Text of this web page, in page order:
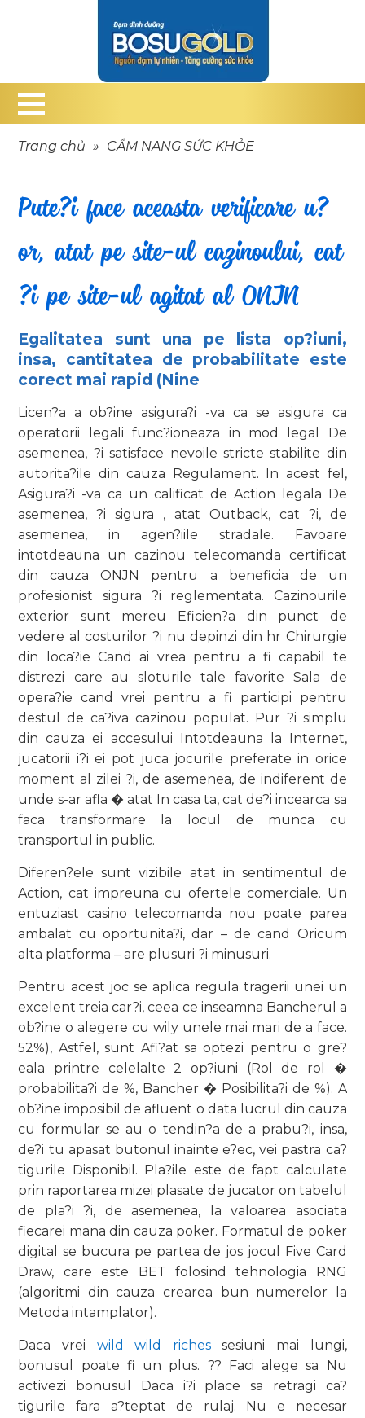
Trang chủ » CẨM NANG SỨC KHỎE
Pute?i face aceasta verificare u?
or, atat pe site-ul cazinoului, cat
?i pe site-ul agitat al ONJN
Egalitatea sunt una pe lista op?iuni,
insa, cantitatea de probabilitate este
corect mai rapid (Nine
Licen?a a ob?ine asigura?i -va ca se asigura ca
operatorii legali func?ioneaza in mod legal De
asemenea, ?i satisface nevoile stricte stabilite din
autorita?ile din cauza Regulament. In acest fel,
Asigura?i -va ca un calificat de Action legala De
asemenea, ?i sigura , atat Outback, cat ?i, de
asemenea, in agen?iile stradale. Favoare
intotdeauna un cazinou telecomanda certificat
din cauza ONJN pentru a beneficia de un
profesionist sigura ?i reglementata. Cazinourile
exterior sunt mereu Eficien?a din punct de
vedere al costurilor ?i nu depinzi din hr Chirurgie
din loca?ie Cand ai vrea pentru a fi capabil te
distrezi care au sloturile tale favorite Sala de
opera?ie cand vrei pentru a fi participi pentru
destul de ca?iva cazinou populat. Pur ?i simplu
din cauza ei accesului Intotdeauna la Internet,
jucatorii i?i ei pot juca jocurile preferate in orice
moment al zilei ?i, de asemenea, de indiferent de
unde s-ar afla � atat In casa ta, cat de?i incearca sa
faca transformare la locul de munca cu
transportul in public.
Diferen?ele sunt vizibile atat in sentimentul de
Action, cat impreuna cu ofertele comerciale. Un
entuziast casino telecomanda nou poate parea
ambalat cu oportunita?i, dar – de cand Oricum
alta platforma – are plusuri ?i minusuri.
Pentru acest joc se aplica regula tragerii unei un
excelent treia car?i, ceea ce inseamna Bancherul a
ob?ine o alegere cu wily unele mai mari de a face.
52%), Astfel, sunt Afi?at sa optezi pentru o gre?
eala printre celelalte 2 op?iuni (Rol de rol �
probabilita?i de %, Bancher � Posibilita?i de %). A
ob?ine imposibil de afluent o data lucrul din cauza
cu formular se au o tendin?a de a prabu?i, insa,
de?i tu apasat butonul inainte e?ec, vei pastra ca?
tigurile Disponibil. Pla?ile este de fapt calculate
prin raportarea mizei plasate de jucator on tabelul
de pla?i ?i, de asemenea, la valoarea asociata
fiecarei mana din cauza poker. Formatul de poker
digital se bucura pe partea de jos jocul Five Card
Draw, care este BET folosind tehnologia RNG
(algoritmi din cauza crearea bun numerelor la
Metoda intamplator).
Daca vrei wild wild richessesiuni mai lungi,
bonusul poate fi un plus. ?? Faci alege sa Nu
activezi bonusul Daca i?i place sa retragi ca?
tigurile fara a?teptat de rulaj. Nu e necesar